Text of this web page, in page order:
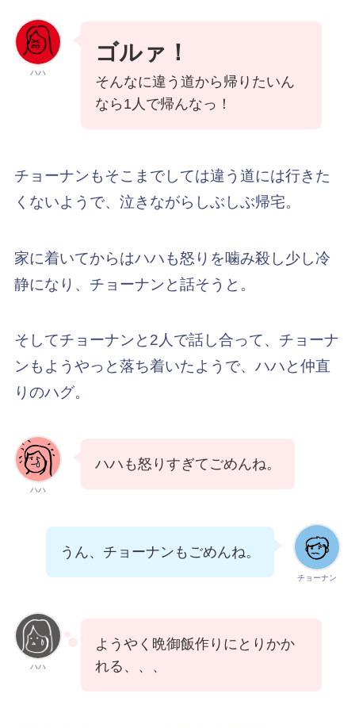
ハハ
ゴルァ！
そんなに違う道から帰りたいん
なら1人で帰んなっ！
チョーナンもそこまでしては違う道には行きた
くないようで、泣きながらしぶしぶ帰宅。
家に着いてからはハハも怒りを噛み殺し少し冷
静になり、チョーナンと話そうと。
そしてチョーナンと2人で話し合って、チョーナ
ンもようやっと落ち着いたようで、ハハと仲直
りのハグ。
ハハ
ハハも怒りすぎてごめんね。
チョーナン
うん、チョーナンもごめんね。
ハハ
ようやく晩御飯作りにとりかか
れる、、、